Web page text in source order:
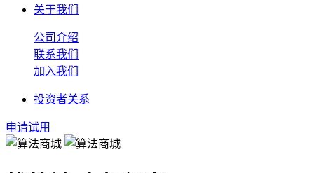
关于我们
公司介绍
联系我们
加入我们
投资者关系
申请试用